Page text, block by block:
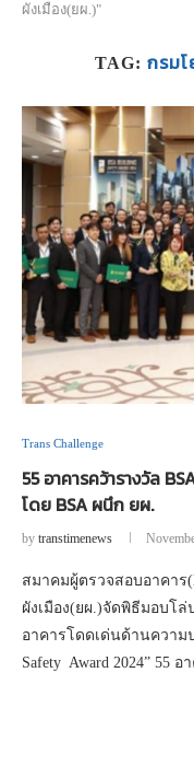
ผังเมือง(ยผ.)"
TAG: กรมโ
Trans Challenge
55 อาคารคว้ารางวัล
โดย BSA ผนึก ยผ.
by transtimenews
สมาคมผู้ตรวจสอบอาคาร
ผังเมือง(ยผ.)จัดพิธีมอบโ
อาคารโดดเด่นด้านความ
Safety Award 2024” 55